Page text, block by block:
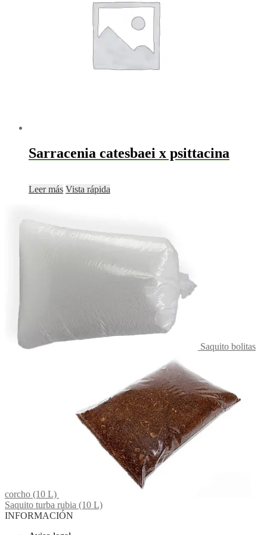
se
pueden
elegir
en
de
Sarracenia catesbaei x psittacina
Leer más Vista rápida
Saquito bolitas
corcho (10 L)
Saquito turba rubia (10 L)
INFORMACIÓN